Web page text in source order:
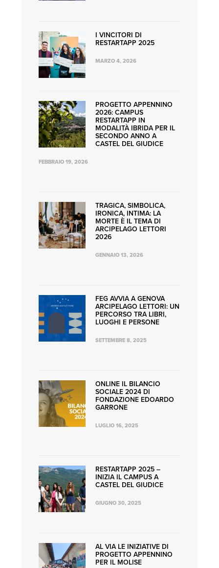
I VINCITORI DI
RESTARTAPP 2025
MARZO 4, 2026
PROGETTO APPENNINO
2026: CAMPUS
RESTARTAPP IN
MODALITÀ IBRIDA PER IL
SECONDO ANNO A
CASTEL DEL GIUDICE
FEBBRAIO 19, 2026
TRAGICA, SIMBOLICA,
IRONICA, INTIMA: LA
MORTE È IL TEMA DI
ARCIPELAGO LETTORI
2026
GENNAIO 13, 2026
FEG AVVIA A GENOVA
ARCIPELAGO LETTORI: UN
PERCORSO TRA LIBRI,
LUOGHI E PERSONE
SETTEMBRE 8, 2025
ONLINE IL BILANCIO
SOCIALE 2024 DI
FONDAZIONE EDOARDO
GARRONE
LUGLIO 16, 2025
RESTARTAPP 2025 –
INIZIA IL CAMPUS A
CASTEL DEL GIUDICE
GIUGNO 30, 2025
AL VIA LE INIZIATIVE DI
PROGETTO APPENNINO
PER IL MOLISE